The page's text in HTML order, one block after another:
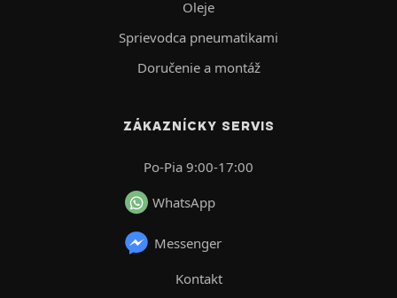
Oleje
Sprievodca pneumatikami
Doručenie a montáž
ZÁKAZNÍCKY SERVIS
Po-Pia 9:00-17:00
WhatsApp
Messenger
Kontakt